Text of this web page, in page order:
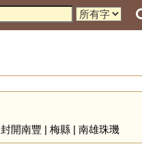
封開南豐 | 梅縣| 南雄珠璣